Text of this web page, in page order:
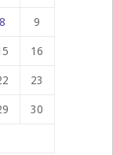
8 9
16
23
30